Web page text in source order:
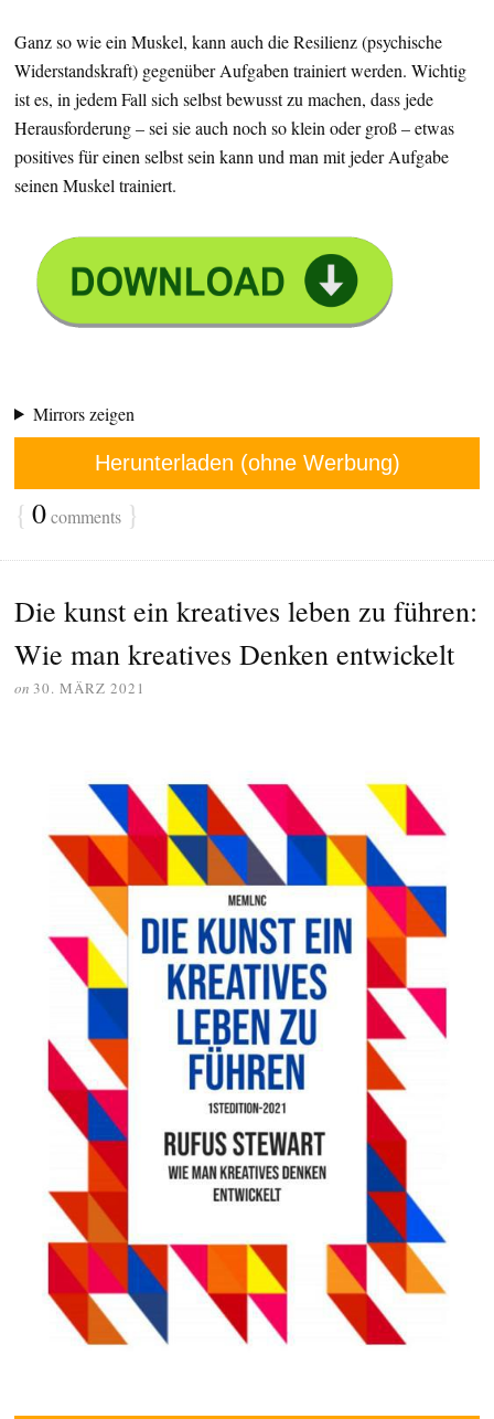
Ganz so wie ein Muskel, kann auch die Resilienz (psychische
Widerstandskraft) gegenüber Aufgaben trainiert werden. Wichtig
ist es, in jedem Fall sich selbst bewusst zu machen, dass jede
Herausforderung – sei sie auch noch so klein oder groß – etwas
positives für einen selbst sein kann und man mit jeder Aufgabe
seinen Muskel trainiert.
Mirrors zeigen
Herunterladen (ohne Werbung)
{ 0comments }
Die kunst ein kreatives leben zu führen:
Wie man kreatives Denken entwickelt
on 30. MÄRZ 2021